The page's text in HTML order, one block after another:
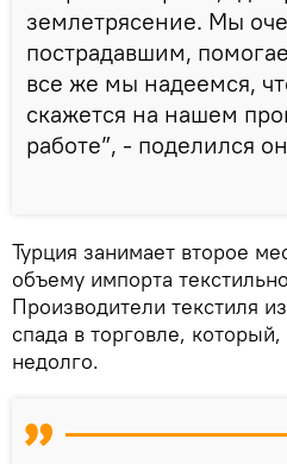
землетрясение. Мы
пострадавшим,
все же мы надеемся,
скажется на нашем
работе”, - поделился
Турция занимает второе
объему импорта
Производители текстиля
спада в торговле,
недолго.